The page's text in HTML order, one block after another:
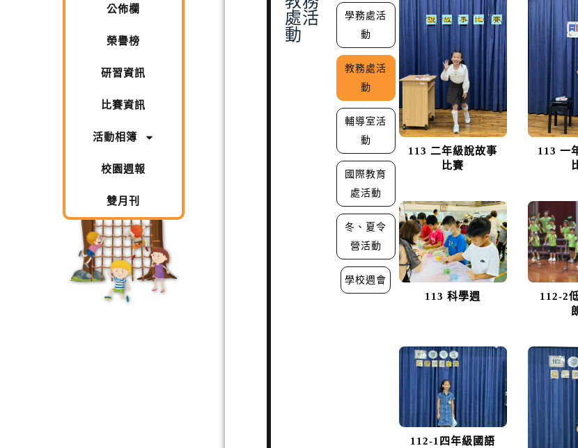
公佈欄
榮譽榜
研習資訊
比賽資訊
活動相簿
校園週報
雙月刊
處活
動
學務處活
動
教務處活
動
輔導室活
動
國際教育
處活動
冬、夏令
營活動
學校週會
113 二年級說故事
比賽
113 一
113 科學週
112-2
112-1四年級國語